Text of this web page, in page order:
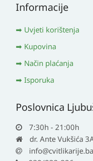
Informacije
Uvjeti korištenja
Kupovina
Način plaćanja
Isporuka
Poslovnica
7:30h - 21:00h
dr. Ante Vukšića
info@cvitlikarije.ba